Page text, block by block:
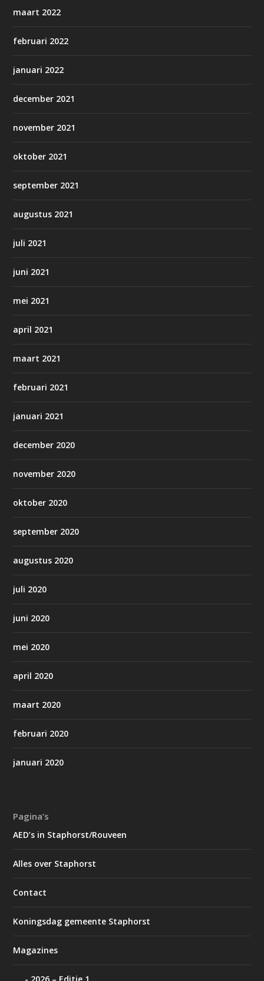
maart 2022
februari 2022
januari 2022
december 2021
november 2021
oktober 2021
september 2021
augustus 2021
juli 2021
juni 2021
mei 2021
april 2021
maart 2021
februari 2021
januari 2021
december 2020
november 2020
oktober 2020
september 2020
augustus 2020
juli 2020
juni 2020
mei 2020
april 2020
maart 2020
februari 2020
januari 2020
Pagina’s
AED’s in Staphorst/Rouveen
Alles over Staphorst
Contact
Koningsdag gemeente Staphorst
Magazines
2026 – Editie 1